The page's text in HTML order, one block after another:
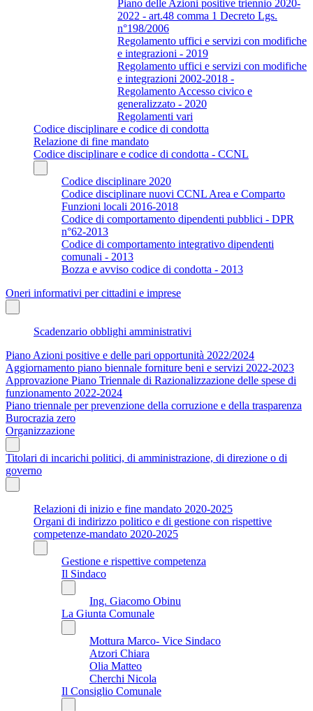
Piano delle Azioni positive triennio 2020-
2022 - art.48 comma 1 Decreto Lgs.
n°198/2006
Regolamento uffici e servizi con modifiche
e integrazioni - 2019
Regolamento uffici e servizi con modifiche
e integrazioni 2002-2018 -
Regolamento Accesso civico e
generalizzato - 2020
Regolamenti vari
Codice disciplinare e codice di condotta
Relazione di fine mandato
Codice disciplinare e codice di condotta - CCNL
Codice disciplinare 2020
Codice disciplinare nuovi CCNL Area e Comparto
Funzioni locali 2016-2018
Codice di comportamento dipendenti pubblici - DPR
n°62-2013
Codice di comportamento integrativo dipendenti
comunali - 2013
Bozza e avviso codice di condotta - 2013
Oneri informativi per cittadini e imprese
Scadenzario obblighi amministrativi
Piano Azioni positive e delle pari opportunità 2022/2024
Aggiornamento piano biennale forniture beni e servizi 2022-2023
Approvazione Piano Triennale di Razionalizzazione delle spese di
funzionamento 2022-2024
Piano triennale per prevenzione della corruzione e della trasparenza
Burocrazia zero
Organizzazione
Titolari di incarichi politici, di amministrazione, di direzione o di
governo
Relazioni di inizio e fine mandato 2020-2025
Organi di indirizzo politico e di gestione con rispettive
competenze-mandato 2020-2025
Gestione e rispettive competenza
Il Sindaco
Ing. Giacomo Obinu
La Giunta Comunale
Mottura Marco- Vice Sindaco
Atzori Chiara
Olia Matteo
Cherchi Nicola
Il Consiglio Comunale